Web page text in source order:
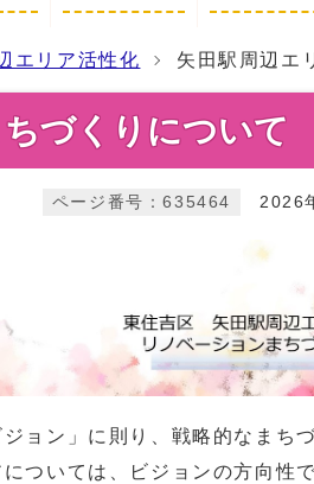
エリア活性化 矢田駅周辺エ
づくりについて
2026
ページ番号：635464
ョン」に則り、戦略的なまち
ついては、ビジョンの方向性で